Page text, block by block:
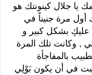
يا جلال كينونتك هو
أول مرة جنيناً في
بشكل كبير و
, وكانت تلك المرة
بالمفاجأة
في أن يكون بَوْلِي